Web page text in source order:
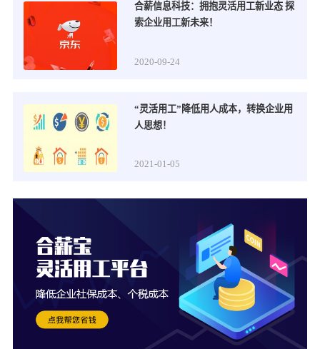
合薪信息科技：拥抱灵活用工新业态 探
索企业用工新未来！
2020-09-24
“灵活用工”降低用人成本，转换企业用
人思想！
2021-01-05